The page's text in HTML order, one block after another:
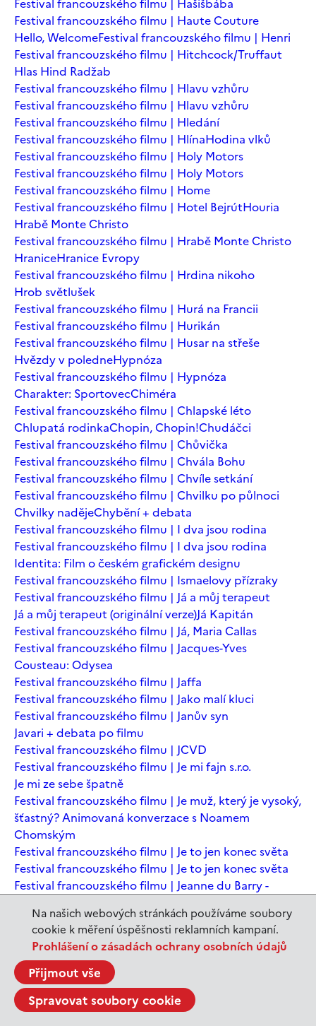
Na našich webových stránkách používáme soubory
cookie k měření úspěšnosti reklamních kampaní.
Prohlášení o zásadách ochrany osobních údajů
Přijmout vše
Spravovat soubory cookie
Festival francouzského filmu | Haute Couture
Hello, WelcomeFestival francouzského filmu | Henri
Festival francouzského filmu | Hitchcock/Truffaut
Hlas Hind Radžab
Festival francouzského filmu | Hlavu vzhůru
Festival francouzského filmu | Hlavu vzhůru
Festival francouzského filmu | Hledání
Festival francouzského filmu | HlínaHodina vlků
Festival francouzského filmu | Holy Motors
Festival francouzského filmu | Holy Motors
Festival francouzského filmu | Home
Festival francouzského filmu | Hotel BejrútHouria
Hrabě Monte Christo
Festival francouzského filmu | Hrabě Monte Christo
HraniceHranice Evropy
Festival francouzského filmu | Hrdina nikoho
Hrob světlušek
Festival francouzského filmu | Hurá na Francii
Festival francouzského filmu | Hurikán
Festival francouzského filmu | Husar na střeše
Hvězdy v poledneHypnóza
Festival francouzského filmu | Hypnóza
Charakter: SportovecChiméra
Festival francouzského filmu | Chlapské léto
Chlupatá rodinkaChopin, Chopin!Chudáčci
Festival francouzského filmu | Chůvička
Festival francouzského filmu | Chvála Bohu
Festival francouzského filmu | Chvíle setkání
Festival francouzského filmu | Chvilku po půlnoci
Chvilky nadějeChybění + debata
Festival francouzského filmu | I dva jsou rodina
Festival francouzského filmu | I dva jsou rodina
Identita: Film o českém grafickém designu
Festival francouzského filmu | Ismaelovy přízraky
Festival francouzského filmu | Já a můj terapeut
Já a můj terapeut (originální verze)Já Kapitán
Festival francouzského filmu | Já, Maria Callas
Festival francouzského filmu | Jacques-Yves
Cousteau: Odysea
Festival francouzského filmu | Jaffa
Festival francouzského filmu | Jako malí kluci
Festival francouzského filmu | Janův syn
Javari + debata po filmu
Festival francouzského filmu | JCVD
Festival francouzského filmu | Je mi fajn s.r.o.
Je mi ze sebe špatně
Festival francouzského filmu | Je muž, který je vysoký,
šťastný? Animovaná konverzace s Noamem
Chomským
Festival francouzského filmu | Je to jen konec světa
Festival francouzského filmu | Je to jen konec světa
Festival francouzského filmu | Jeanne du Barry -
Jeanne du Barry – Králova milenka
JEDEN SVĚT | Alláh není povinen
JEDEN SVĚT | Až mě zabásnou
JEDEN SVĚT | Carmela a ti, co prochází
JEDEN SVĚT | Dítě prachu
JEDEN SVĚT | Drobná nehoda